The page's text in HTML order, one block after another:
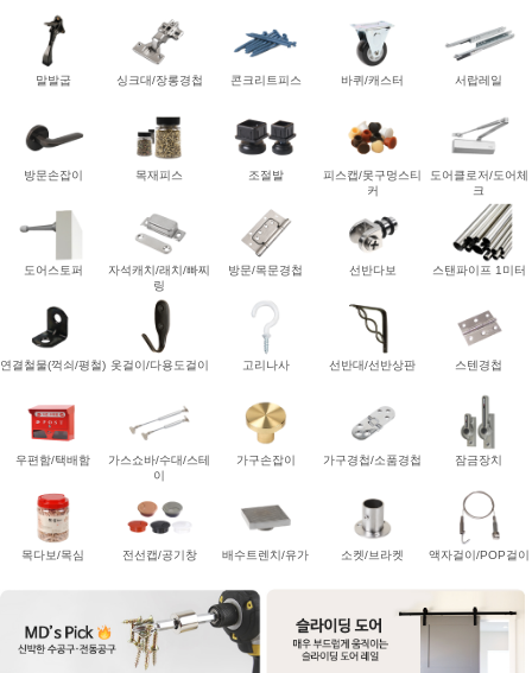
말발굽 싱크대/장롱경첩 콘크리트피스 바퀴/캐스터 서랍레일
방문손잡이 목재피스 조절발
피스캡/못구멍스티
커
도어클로저/도어체
크
도어스토퍼
자석캐치/래치/빠찌
링
방문/목문경첩 선반다보 스탠파이프 1미터
연결철물(꺽쇠/평철) 옷걸이/다용도걸이 고리나사 선반대/선반상판 스텐경첩
우편함/택배함
가스쇼바/수대/스테
이
가구손잡이 가구경첩/소품경첩 잠금장치
목다보/목심 전선캡/공기창 배수트렌치/유가 소켓/브라켓 액자걸이/POP걸이